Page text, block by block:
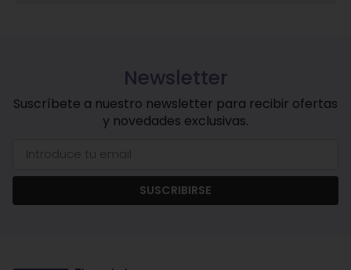
Newsletter
Suscríbete a nuestro newsletter para recibir ofertas
y novedades exclusivas.
SUSCRIBIRSE